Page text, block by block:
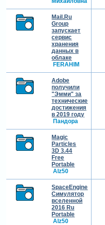
Mail.Ru
Group
запускает
сервис
хранения
данных в
облаке
FERAHIM
Adobe
получили
"Эмми" за
технические
достижения
в 2019 году
Пандора
Magic
Particles
3D 3.44
Free
Portable
Alz50
SpaceEngine
Симулятор
вселенной
2016 Ru
Portable
Alz50